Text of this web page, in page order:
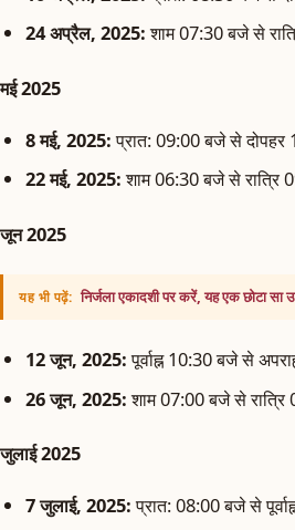
24 अप्रैल, 2025:शाम 07:30 बजे से
मई 2025
8 मई, 2025:प्रात: 09:00 बजे से
22 मई, 2025:शाम 06:30 बजे से रात्रि
जून 2025
यह भी पढ़ें: निर्जला एकादशी पर करें, यह एक छोटा सा
12 जून, 2025:पूर्वाह्न 10:30 बजे से
26 जून, 2025:शाम 07:00 बजे से
जुलाई 2025
7 जुलाई, 2025:प्रात: 08:00 बजे से